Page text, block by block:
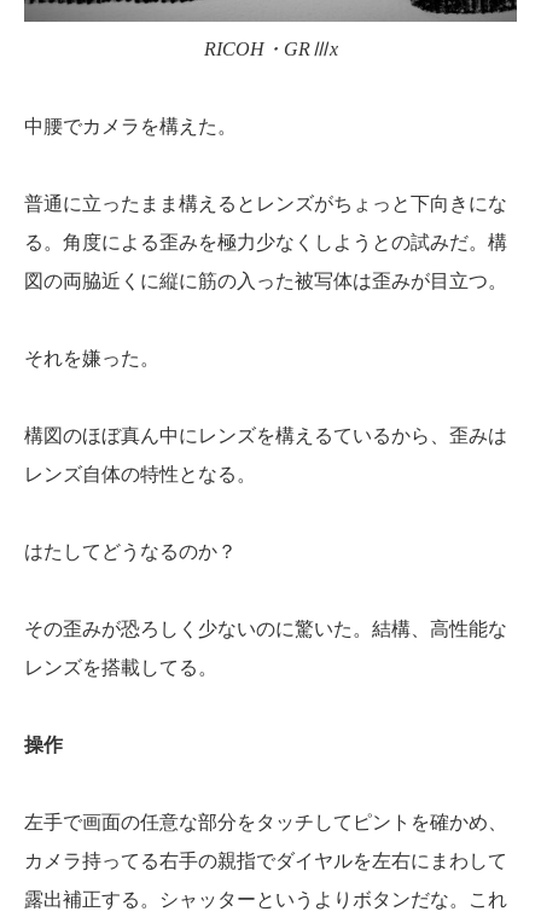
RICOH・GRⅢx
中腰でカメラを構えた。
普通に立ったまま構えるとレンズがちょっと下向きにな
る。角度による歪みを極力少なくしようとの試みだ。構
図の両脇近くに縦に筋の入った被写体は歪みが目立つ。
それを嫌った。
構図のほぼ真ん中にレンズを構えるているから、歪みは
レンズ自体の特性となる。
はたしてどうなるのか？
その歪みが恐ろしく少ないのに驚いた。結構、高性能な
レンズを搭載してる。
操作
左手で画面の任意な部分をタッチしてピントを確かめ、
カメラ持ってる右手の親指でダイヤルを左右にまわして
露出補正する。シャッターというよりボタンだな。これ